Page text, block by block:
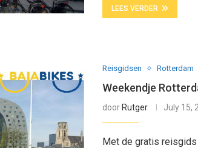
LEES VERDER
Reisgidsen Rotterdam
Weekendje
door Rutger July 15,
Met de gratis reisgids